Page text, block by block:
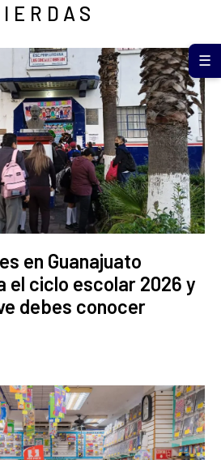
en Guanajuato
el ciclo escolar 2026 y
debes conocer
☰